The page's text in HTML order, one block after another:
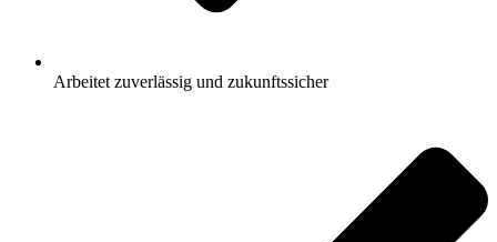
Arbeitet zuverlässig und zukunftssicher